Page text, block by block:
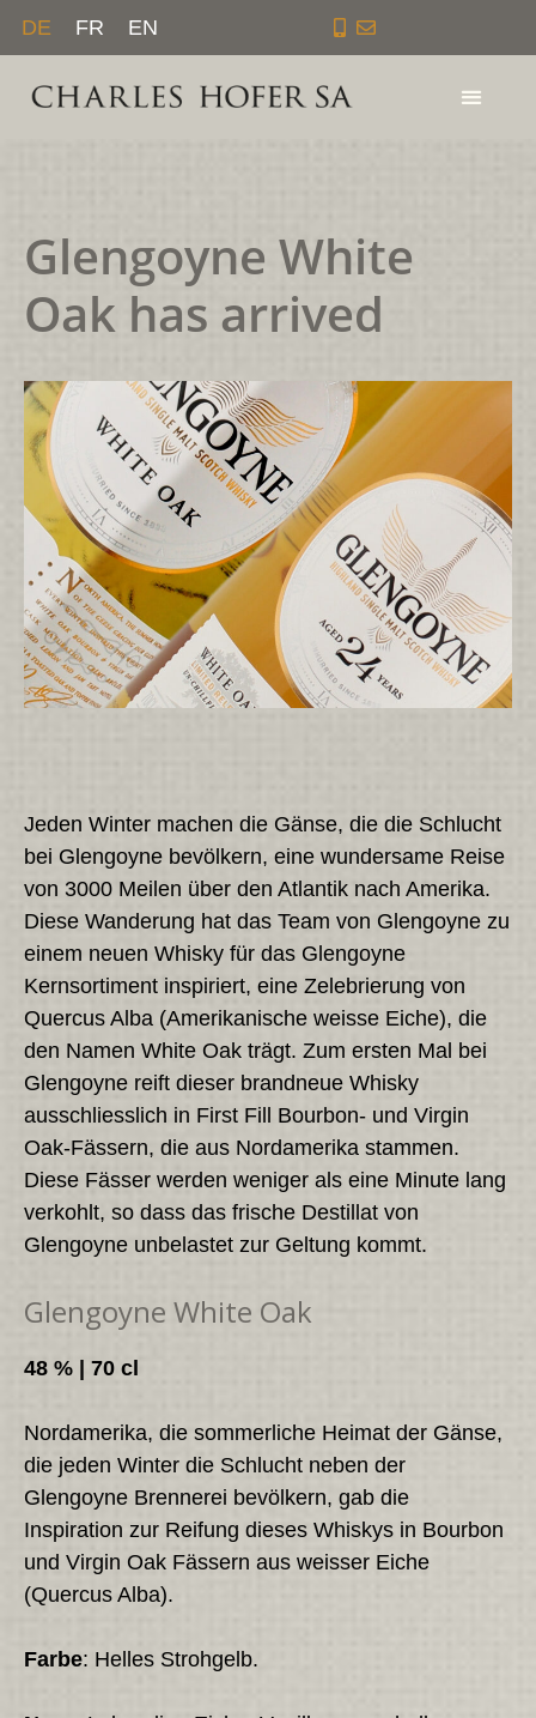
Zum
springen
DE FR EN
Glengoyne White
Oak has arrived
Jeden Winter machen die Gänse, die die Schlucht
bei Glengoyne bevölkern, eine wundersame Reise
von 3000 Meilen über den Atlantik nach Amerika.
Diese Wanderung hat das Team von Glengoyne zu
einem neuen Whisky für das Glengoyne
Kernsortiment inspiriert, eine Zelebrierung von
Quercus Alba (Amerikanische weisse Eiche), die
den Namen White Oak trägt. Zum ersten Mal bei
Glengoyne reift dieser brandneue Whisky
ausschliesslich in First Fill Bourbon- und Virgin
Oak-Fässern, die aus Nordamerika stammen.
Diese Fässer werden weniger als eine Minute lang
verkohlt, so dass das frische Destillat von
Glengoyne unbelastet zur Geltung kommt.
Glengoyne White Oak
48 % | 70 cl
Nordamerika, die sommerliche Heimat der Gänse,
die jeden Winter die Schlucht neben der
Glengoyne Brennerei bevölkern, gab die
Inspiration zur Reifung dieses Whiskys in Bourbon
und Virgin Oak Fässern aus weisser Eiche
(Quercus Alba).
Farbe: Helles Strohgelb.